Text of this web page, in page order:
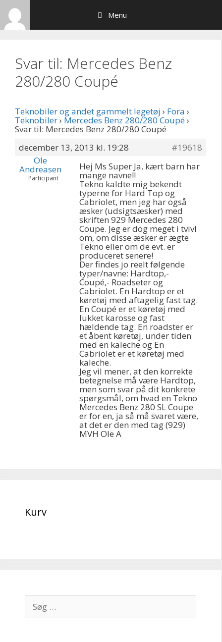
Hop
indhold
Menu
Svar til: Mercedes Benz
280/280 Coupé
Teknobiler og andet gammelt legetøj › Fora ›
Teknobiler› Mercedes Benz 280/280 Coupé›
Svar til: Mercedes Benz 280/280 Coupé
december 13, 2013 kl. 19:28
#19618
Ole
Andreasen
Participant
Hej Ms Super Ja, kært barn har
mange navne!!
Tekno kaldte mig bekendt
typerne for Hard Top og
Cabriolet, men jeg har også
æsker (udsigtsæsker) med
skriften 929 Mercedes 280
Coupe. Jeg er dog meget i tvivl
om, om disse æsker er ægte
Tekno eller om de evt. er
produceret senere!
Der findes jo reelt følgende
typer/navne: Hardtop,-
Coupé,- Roadseter og
Cabriolet. En Hardtop er et
køretøj med aftagelig fast tag.
En Coupé er et køretøj med
lukket karosse og fast
hældende tag. En roadster er
et åbent køretøj, under tiden
med en kaleche og En
Cabriolet er et køretøj med
kaleche.
Jeg vil mener, at den korrekte
betegnelse må være Hardtop,
men som svar på dit konkrete
spørgsmål, om hvad en Tekno
Mercedes Benz 280 SL Coupe
er for en, ja så må svaret være,
at det er den med tag (929)
MVH Ole A
Kurv
efter: